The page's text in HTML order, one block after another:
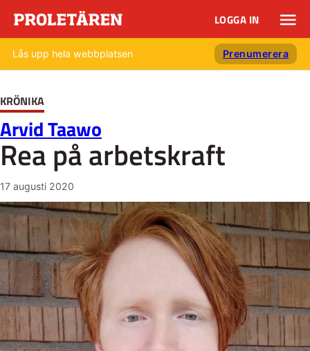
LOGGA IN
Lås upp hela webbplatsen Prenumerera
KRÖNIKA
Arvid Taawo
Rea på arbetskraft
17 augusti 2020